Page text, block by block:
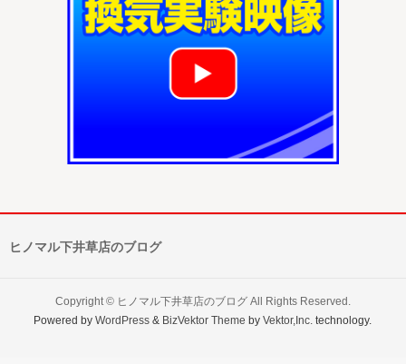
ヒノマル下井草店のブログ
Copyright © ヒノマル下井草店のブログAll Rights Reserved.
Powered byWordPress & BizVektor Theme byVektor,Inc. technology.